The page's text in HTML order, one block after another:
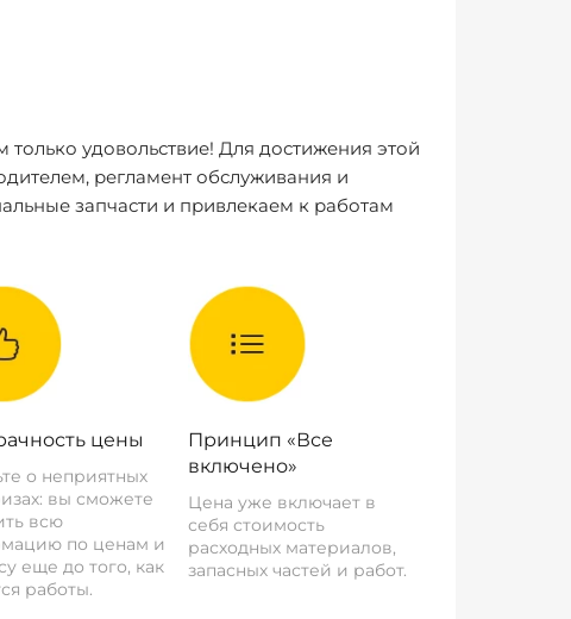
удовольствие! Для достижения этой
регламент обслуживания и
запчасти и привлекаем к работам
цены
о неприятных
вы сможете
всю
по ценам и
еще до того, как
работы.
Принцип «Все
включено»
Цена уже включает в
себя стоимость
расходных материалов,
запасных частей и работ.